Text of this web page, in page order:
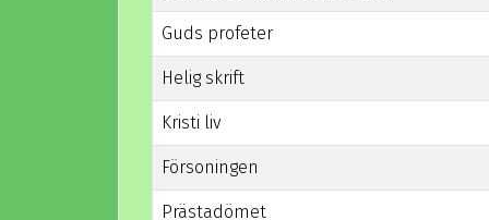
Guds profeter
Helig skrift
Kristi liv
Försoningen
Prästadömet